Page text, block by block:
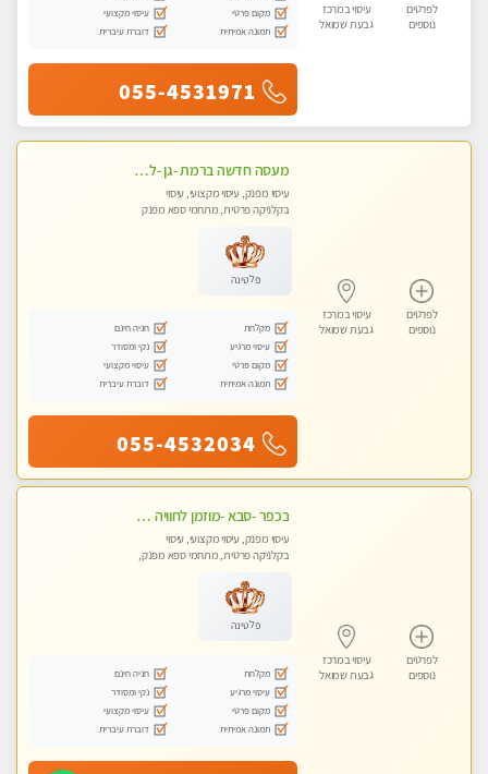
לפרטים
נוספים
עיסוי במרכז
גבעת שמואל
מקום פרטי
עיסוי מקצועי
תמונה אמיתית
דוברת עיברית
055-4531971
לפרטים
נוספים
עיסוי במרכז
גבעת שמואל
מעסה חדשה ברמת -גן -לעיסוי מיוחד ואיכותי מקום פרטי ואינטימי ושקט מומלץ לחלוטין!!
עיסוי מפנק, עיסוי מקצועי, עיסוי
בקלניקה פרטית, מתחמי ספא מפנק
פלטינה
מקלחת
חניה חינם
עיסוי מרגיע
נקי ומסודר
מקום פרטי
עיסוי מקצועי
תמונה אמיתית
דוברת עיברית
055-4532034
לפרטים
נוספים
עיסוי במרכז
גבעת שמואל
בכפר -סבא -מוזמן לחוויה בלתי נשכחת!!!עיסוי מפנק ביותר מומלץ לחלוטין!!!
עיסוי מפנק, עיסוי מקצועי, עיסוי
בקלניקה פרטית, מתחמי ספא מפנק,
לנשים בלבד
פלטינה
מקלחת
חניה חינם
עיסוי מרגיע
נקי ומסודר
מקום פרטי
עיסוי מקצועי
תמונה אמיתית
דוברת עיברית